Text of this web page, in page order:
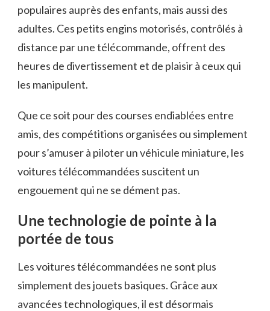
populaires auprès des enfants, mais aussi des
adultes. Ces petits engins motorisés, contrôlés à
distance par une télécommande, offrent des
heures de divertissement et de plaisir à ceux qui
les manipulent.
Que ce soit pour des courses endiablées entre
amis, des compétitions organisées ou simplement
pour s’amuser à piloter un véhicule miniature, les
voitures télécommandées suscitent un
engouement qui ne se dément pas.
Une technologie de pointe à la
portée de tous
Les voitures télécommandées ne sont plus
simplement des jouets basiques. Grâce aux
avancées technologiques, il est désormais